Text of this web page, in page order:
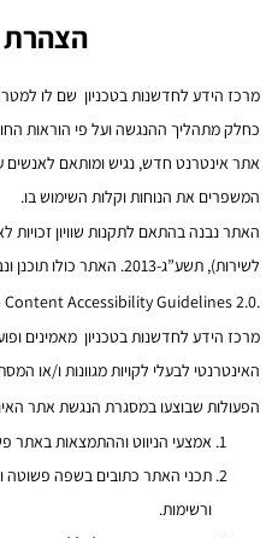
הצהרת
מרכז הידע לחדשנות בטכניון שם לו
כחלק מתהליך ההנגשה ועל פי הוראות
אתר אינטרנט חדש, נגיש ומותאם לאנשים
המשפרים את הנוחות וקלות השימוש בו.
האתר נבנה בהתאם לתקנות שוויון זכויות
לשירות), תשע”ג-2013. האתר כולו תוכנן ונבנה על פי תקן level AA
.W3C’s Web Content Accessibility Guidelines 2.0
מרכז הידע לחדשנות בטכניון מאמינים
האינטרנטי לבעלי לקויות מגוונות ו/או
הפעולות שבוצעו במסגרת הנגשת אתר
אמצעי הניווט וההתמצאות באתר
תכני האתר כתובים בשפה פשוטה
ורשימות.